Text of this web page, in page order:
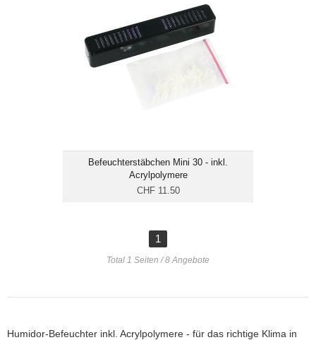
Befeuchterstäbchen Mini 30 - inkl.
Acrylpolymere
CHF 11.50
CHF 11.50
Masse cm: 10 x 1.7 x 1.6
1
Total 1 Seiten / 8 Angebote
Humidor-Befeuchter inkl. Acrylpolymere - für das richtige Klima in